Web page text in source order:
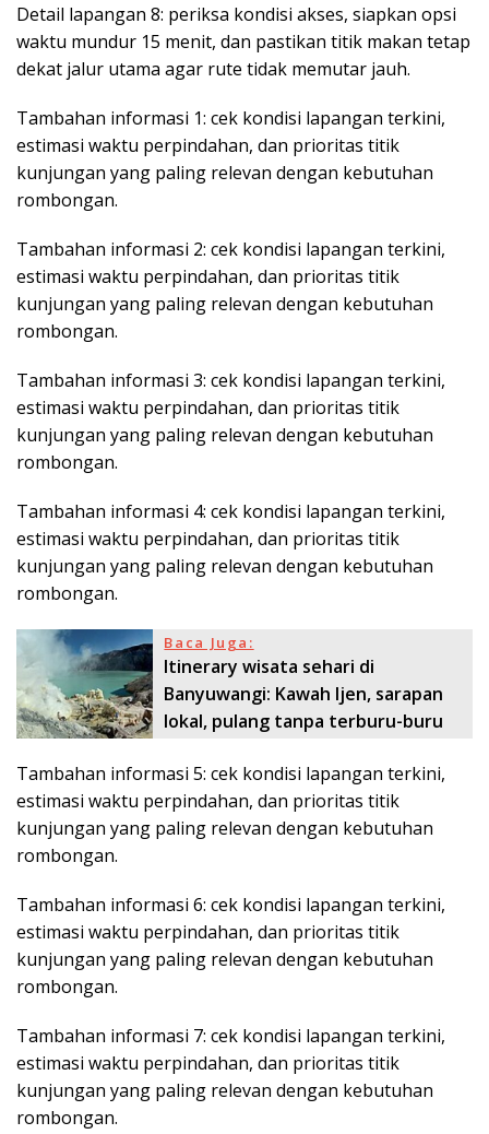
Detail lapangan 8: periksa kondisi akses, siapkan opsi
waktu mundur 15 menit, dan pastikan titik makan tetap
dekat jalur utama agar rute tidak memutar jauh.
Tambahan informasi 1: cek kondisi lapangan terkini,
estimasi waktu perpindahan, dan prioritas titik
kunjungan yang paling relevan dengan kebutuhan
rombongan.
Tambahan informasi 2: cek kondisi lapangan terkini,
estimasi waktu perpindahan, dan prioritas titik
kunjungan yang paling relevan dengan kebutuhan
rombongan.
Tambahan informasi 3: cek kondisi lapangan terkini,
estimasi waktu perpindahan, dan prioritas titik
kunjungan yang paling relevan dengan kebutuhan
rombongan.
Tambahan informasi 4: cek kondisi lapangan terkini,
estimasi waktu perpindahan, dan prioritas titik
kunjungan yang paling relevan dengan kebutuhan
rombongan.
Baca Juga:
Itinerary wisata sehari di
Banyuwangi: Kawah Ijen, sarapan
lokal, pulang tanpa terburu-buru
Tambahan informasi 5: cek kondisi lapangan terkini,
estimasi waktu perpindahan, dan prioritas titik
kunjungan yang paling relevan dengan kebutuhan
rombongan.
Tambahan informasi 6: cek kondisi lapangan terkini,
estimasi waktu perpindahan, dan prioritas titik
kunjungan yang paling relevan dengan kebutuhan
rombongan.
Tambahan informasi 7: cek kondisi lapangan terkini,
estimasi waktu perpindahan, dan prioritas titik
kunjungan yang paling relevan dengan kebutuhan
rombongan.